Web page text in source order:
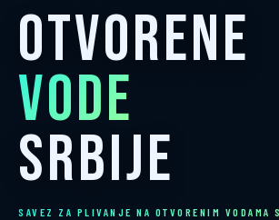
Otvorene
Vode
Srbije
SAVEZ ZA PLIVANJE NA OTVORENIM VODAMA